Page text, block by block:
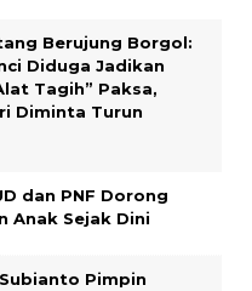
Berujung Borgol:
Diduga Jadikan
Tagih” Paksa,
Diminta Turun
dan PNF Dorong
Anak Sejak Dini
Pimpin